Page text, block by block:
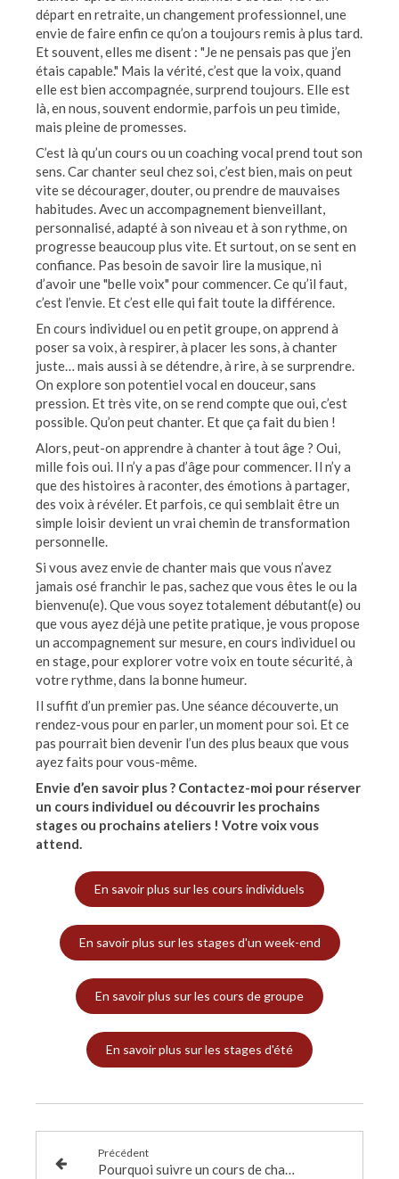
départ en retraite, un changement professionnel, une
envie de faire enfin ce qu’on a toujours remis à plus tard.
Et souvent, elles me disent : "Je ne pensais pas que j’en
étais capable." Mais la vérité, c’est que la voix, quand
elle est bien accompagnée, surprend toujours. Elle est
là, en nous, souvent endormie, parfois un peu timide,
mais pleine de promesses.
C’est là qu’un cours ou un coaching vocal prend tout son
sens. Car chanter seul chez soi, c’est bien, mais on peut
vite se décourager, douter, ou prendre de mauvaises
habitudes. Avec un accompagnement bienveillant,
personnalisé, adapté à son niveau et à son rythme, on
progresse beaucoup plus vite. Et surtout, on se sent en
confiance. Pas besoin de savoir lire la musique, ni
d’avoir une "belle voix" pour commencer. Ce qu’il faut,
c’est l’envie. Et c’est elle qui fait toute la différence.
En cours individuel ou en petit groupe, on apprend à
poser sa voix, à respirer, à placer les sons, à chanter
juste… mais aussi à se détendre, à rire, à se surprendre.
On explore son potentiel vocal en douceur, sans
pression. Et très vite, on se rend compte que oui, c’est
possible. Qu’on peut chanter. Et que ça fait du bien !
Alors, peut-on apprendre à chanter à tout âge ? Oui,
mille fois oui. Il n’y a pas d’âge pour commencer. Il n’y a
que des histoires à raconter, des émotions à partager,
des voix à révéler. Et parfois, ce qui semblait être un
simple loisir devient un vrai chemin de transformation
personnelle.
Si vous avez envie de chanter mais que vous n’avez
jamais osé franchir le pas, sachez que vous êtes le ou la
bienvenu(e). Que vous soyez totalement débutant(e) ou
que vous ayez déjà une petite pratique, je vous propose
un accompagnement sur mesure, en cours individuel ou
en stage, pour explorer votre voix en toute sécurité, à
votre rythme, dans la bonne humeur.
Il suffit d’un premier pas. Une séance découverte, un
rendez-vous pour en parler, un moment pour soi. Et ce
pas pourrait bien devenir l’un des plus beaux que vous
ayez faits pour vous-même.
Envie d’en savoir plus ? Contactez-moi pour réserver
un cours individuel ou découvrir les prochains
stages ou prochains ateliers ! Votre voix vous
attend.
En savoir plus sur les cours individuels
En savoir plus sur les stages d'un week-end
En savoir plus sur les cours de groupe
En savoir plus sur les stages d'été
Précédent
Pourquoi suivre un cours de chant, un coaching individuel ou un stage de chant ?